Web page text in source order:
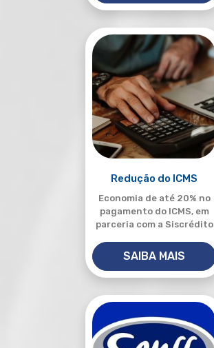
Redução do ICMS
Economia de até 20% no
pagamento do ICMS, em
parceria com a Siscrédito
SAIBA MAIS